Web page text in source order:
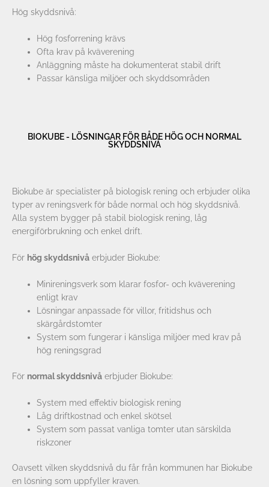
Hög skyddsnivå:
Hög fosforrening krävs
Ofta krav på kväverening
Anläggning måste ha dokumenterat stabil drift
Passar känsliga miljöer och skyddsområden
BIOKUBE - LÖSNINGAR FÖR BÅDE HÖG OCH NORMAL
SKYDDSNIVÅ
Biokube är specialister på biologisk rening och erbjuder olika
typer av reningsverk för både normal och hög skyddsnivå.
Alla system bygger på stabil biologisk rening, låg
energiförbrukning och enkel drift.
För hög skyddsnivå erbjuder Biokube:
Minireningsverk som klarar fosfor- och kväverening
enligt krav
Lösningar anpassade för villor, fritidshus och
skärgårdstomter
System som fungerar i känsliga miljöer med krav på
hög reningsgrad
För normal skyddsnivå erbjuder Biokube:
System med effektiv biologisk rening
Låg driftkostnad och enkel skötsel
System som passat vanliga tomter utan särskilda
riskzoner
Oavsett vilken skyddsnivå du får från kommunen har Biokube
en lösning som uppfyller kraven.